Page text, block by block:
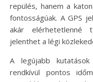
repülés, hanem a
fontosságúak. A GPS
akár elérhetetlenné
jelenthet a légi
A legújabb
rendkívül pontos